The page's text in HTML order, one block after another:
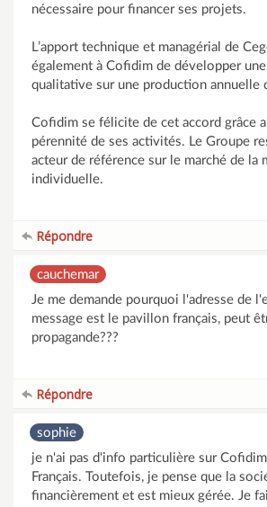
nécessaire pour financer ses projets.
L’apport technique et managérial de
également à Cofidim de développer
qualitative sur une production annuelle
Cofidim se félicite de cet accord grâce
pérennité de ses activités. Le Groupe
acteur de référence sur le marché de la
individuelle.
Répondre
cauchemar
Je me demande pourquoi l'adresse de
message est le pavillon français, peut
propagande???
Répondre
sophie
je n'ai pas d'info particulière sur
Français. Toutefois, je pense que la
financièrement et est mieux gérée. Je